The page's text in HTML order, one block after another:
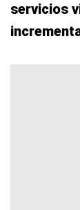
servicios